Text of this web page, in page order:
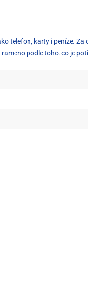
telefon, karty i peníze.
podle toho, co je